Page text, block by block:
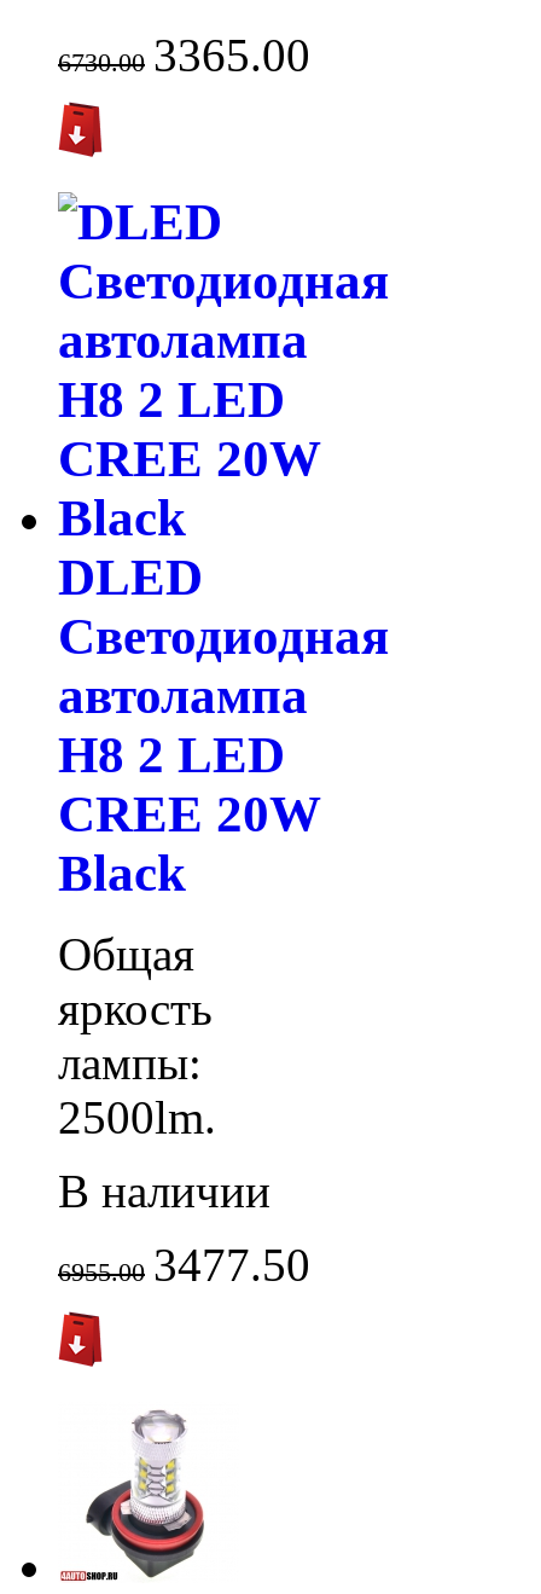
6730.00 3365.00
DLED
Светодиодная
автолампа
H8 2 LED
CREE 20W
Black
Общая
яркость
лампы:
2500lm.
В наличии
6955.00 3477.50